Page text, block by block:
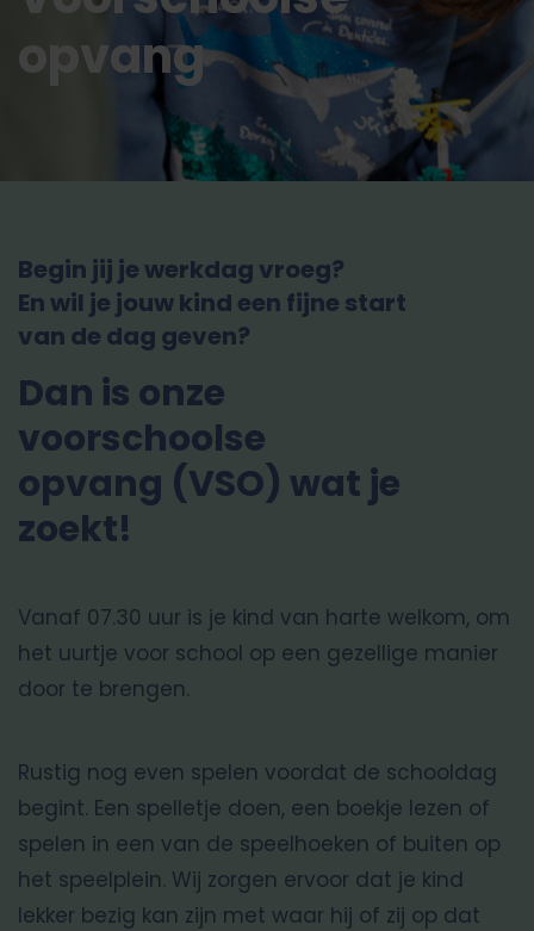
opvang
Begin jij je werkdag vroeg?
En wil je jouw kind een fijne start
van de dag geven?
Dan is onze
voorschoolse
opvang (VSO) wat je
zoekt!
Vanaf 07.30 uur is je kind van harte welkom, om
het uurtje voor school op een gezellige manier
door te brengen.
Rustig nog even spelen voordat de schooldag
begint. Een spelletje doen, een boekje lezen of
spelen in een van de speelhoeken of buiten op
het speelplein. Wij zorgen ervoor dat je kind
lekker bezig kan zijn met waar hij of zij op dat